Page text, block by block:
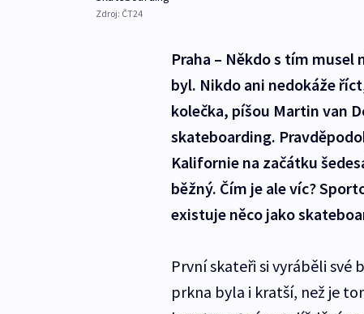
Zdroj: ČT24
Praha – Někdo s tím
byl. Nikdo ani nedokáže
kolečka, píšou Martin van
skateboarding.
Kalifornie na začátku
běžný. Čím je ale víc?
existuje něco jako
První skateři si vyráběli své
prkna byla i kratší, než je